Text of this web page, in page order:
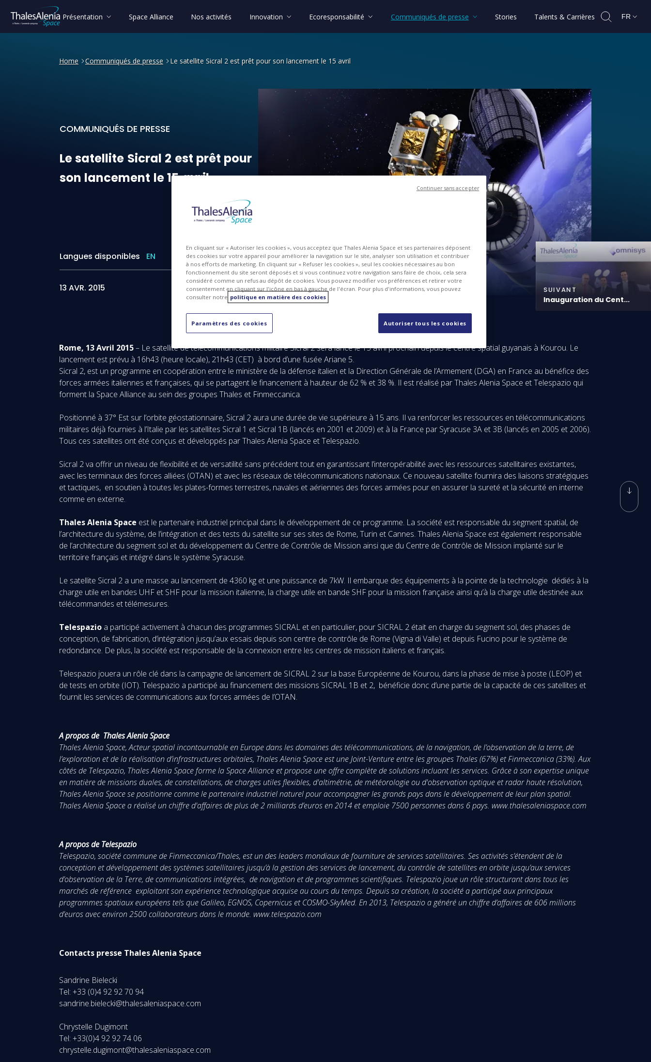
Présentation Space Alliance Nos activités Innovation Ecoresponsabilité Communiqués de presse Stories Talents & Carrières FR
Home Communiqués de presse Le satellite Sicral 2 est prêt pour son lancement le 15 avril
COMMUNIQUÉS DE PRESSE
Le satellite Sicral 2 est prêt pour son lancement le 15 avril
Lesatellite Sicral 2 est prêt pour
son lancement le15avril
Langues disponibles EN
13 AVR. 2015 SUIVANT
Inauguration du Cent...
Rome, 13 Avril 2015– Le satellite de télécommunications militaire Sicral 2 sera lancé le 15 avril prochain depuis le centre spatial guyanais à Kourou. Le
lancement est prévu à 16h43 (heure locale), 21h43 (CET) à bord d’une fusée Ariane 5.
Sicral 2, est un programme en coopération entre le ministère de la défense italien et la Direction Générale de l’Armement (DGA) en France au bénéfice des
forces armées italiennes et françaises, qui se partagent le financement à hauteur de 62 % et 38 %. Il est réalisé par Thales Alenia Space et Telespazio qui
forment la Space Alliance au sein des groupes Thales et Finmeccanica.
Positionné à 37° Est sur l’orbite géostationnaire, Sicral 2 aura une durée de vie supérieure à 15 ans. Il va renforcer les ressources en télécommunications
militaires déjà fournies à l’Italie par les satellites Sicral 1 et Sicral 1B (lancés en 2001 et 2009) et à la France par Syracuse 3A et 3B (lancés en 2005 et 2006).
Tous ces satellites ont été conçus et développés par Thales Alenia Space et Telespazio.
Sicral 2 va offrir un niveau de flexibilité et de versatilité sans précédent tout en garantissant l’interopérabilité avec les ressources satellitaires existantes,
avec les terminaux des forces alliées (OTAN) et avec les réseaux de télécommunications nationaux. Ce nouveau satellite fournira des liaisons stratégiques
et tactiques, en soutien à toutes les plates-formes terrestres, navales et aériennes des forces armées pour en assurer la sureté et la sécurité en interne
comme en externe.
Thales Alenia Space est le partenaire industriel principal dans le développement de ce programme. La société est responsable du segment spatial, de
l’architecture du système, de l’intégration et des tests du satellite sur ses sites de Rome, Turin et Cannes. Thales Alenia Space est également responsable
de l’architecture du segment sol et du développement du Centre de Contrôle de Mission ainsi que du Centre de Contrôle de Mission implanté sur le
territoire français et intégré dans le système Syracuse.
Le satellite Sicral 2 a une masse au lancement de 4360 kg et une puissance de 7kW. Il embarque des équipements à la pointe de la technologie dédiés à la
charge utile en bandes UHF et SHF pour la mission italienne, la charge utile en bande SHF pour la mission française ainsi qu’à la charge utile destinée aux
télécommandes et télémesures.
Telespazio a participé activement à chacun des programmes SICRAL et en particulier, pour SICRAL 2 était en charge du segment sol, des phases de
conception, de fabrication, d’intégration jusqu’aux essais depuis son centre de contrôle de Rome (Vigna di Valle) et depuis Fucino pour le système de
redondance. De plus, la société est responsable de la connexion entre les centres de mission italiens et français.
Telespazio jouera un rôle clé dans la campagne de lancement de SICRAL 2 sur la base Européenne de Kourou, dans la phase de mise à poste (LEOP) et
de tests en orbite (IOT). Telespazio a participé au financement des missions SICRAL 1B et 2, bénéficie donc d’une partie de la capacité de ces satellites et
fournit les services de communications aux forces armées de l’OTAN.
A propos de Thales Alenia Space
Thales Alenia Space, Acteur spatial incontournable en Europe dans les domaines des télécommunications, de la navigation, de l’observation de la terre, de
l’exploration et de la réalisation d’infrastructures orbitales, Thales Alenia Space est une Joint-Venture entre les groupes Thales (67%) et Finmeccanica (33%). Aux
côtés de Telespazio, Thales Alenia Space forme la Space Alliance et propose une offre complète de solutions incluant les services. Grâce à son expertise unique
en matière de missions duales, de constellations, de charges utiles flexibles, d'altimétrie, de météorologie ou d'observation optique et radar haute résolution,
Thales Alenia Space se positionne comme le partenaire industriel naturel pour accompagner les grands pays dans le développement de leur plan spatial.
Thales Alenia Space a réalisé un chiffre d'affaires de plus de 2 milliards d’euros en 2014 et emploie 7500 personnes dans 6 pays. www.thalesaleniaspace.com
A propos de Telespazio
Telespazio, société commune de Finmeccanica/Thales, est un des leaders mondiaux de fourniture de services satellitaires. Ses activités s’étendent de la
conception et développement des systèmes satellitaires jusqu’à la gestion des services de lancement, du contrôle de satellites en orbite jusqu’aux services
d’observation de la Terre, de communications intégrées, de navigation et de programmes scientifiques. Telespazio joue un rôle structurant dans tous les
marchés de référence exploitant son expérience technologique acquise au cours du temps. Depuis sa création, la société a participé aux principaux
programmes spatiaux européens tels que Galileo, EGNOS, Copernicus et COSMO-SkyMed. En 2013, Telespazio a généré un chiffre d’affaires de 606 millions
d’euros avec environ 2500 collaborateurs dans le monde. www.telespazio.com
Contacts presse Thales Alenia Space
Sandrine Bielecki
Tel: +33 (0)4 92 92 70 94
sandrine.bielecki@thalesaleniaspace.com
Chrystelle Dugimont
Tel: +33(0)4 92 92 74 06
chrystelle.dugimont@thalesaleniaspace.com
En cliquant sur « Autoriser les cookies », vous acceptez que Thales Alenia Space et ses partenaires déposent
des cookies sur votre appareil pour améliorer la navigation sur le site, analyser son utilisation et contribuer
à nos efforts de marketing. En cliquant sur « Refuser les cookies », seul les cookies nécessaires au bon
fonctionnement du site seront déposés et si vous continuez votre navigation sans faire de choix, cela sera
considéré comme un refus au dépôt de cookies. Vous pouvez modifier vos préférences et retirer votre
consentement en cliquant sur l'icône en bas à gauche de l'écran. Pour plus d'informations, vous pouvez
consulter notre politique en matière des cookies
Paramètres des cookies Autoriser tous les cookies
Continuer sans accepter